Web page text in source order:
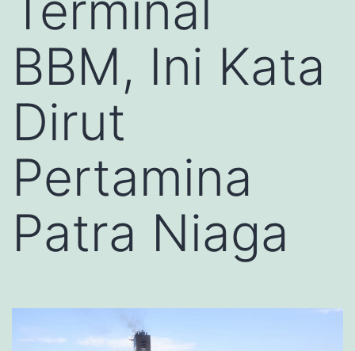
BBM, Ini Kata
Dirut
Pertamina
Patra Niaga